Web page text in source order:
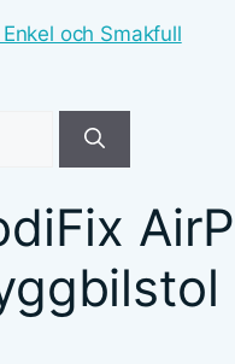
och Smakfull